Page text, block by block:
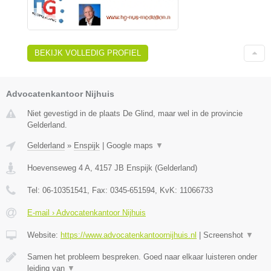
BEKIJK VOLLEDIG PROFIEL
Advocatenkantoor Nijhuis
Niet gevestigd in de plaats De Glind, maar wel in de provincie
Gelderland.
Gelderland » Enspijk Google maps ▼
Hoevenseweg 4 A 4157 JB Enspijk (Gelderland)
Tel: 06-10351541 , Fax: 0345-651594 , KvK: 11066733
E-mail › Advocatenkantoor Nijhuis
Website: https://www.advocatenkantoornijhuis.nl Screenshot ▼
Samen het probleem bespreken. Goed naar elkaar luisteren onder
leiding van ▼